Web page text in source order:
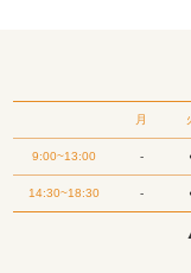
月
9:00~13:00 -
14:30~18:30 -